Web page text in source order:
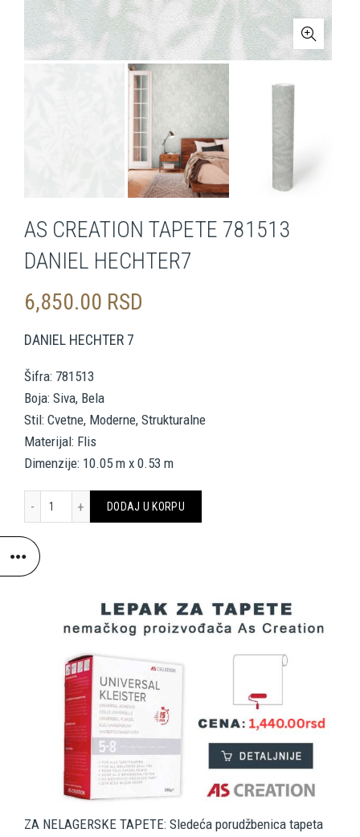
AS CREATION TAPETE 781513
DANIEL HECHTER7
6,850.00 RSD
DANIEL HECHTER 7
Šifra: 781513
Boja: Siva, Bela
Stil: Cvetne, Moderne, Strukturalne
Materijal: Flis
Dimenzije: 10.05 m x 0.53 m
DODAJ U KORPU
ZA NELAGERSKE TAPETE: Sledeća porudžbenica tapeta